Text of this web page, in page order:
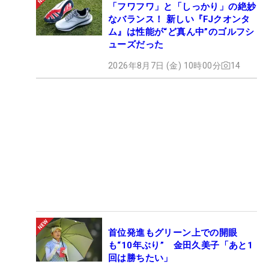
「フワフワ」と「しっかり」の絶妙
なバランス！ 新しい『FJクオンタ
ム』は性能が“ど真ん中”のゴルフシ
ューズだった
2026年8月7日 (金) 10時00分 14
首位発進もグリーン上での開眼
も“10年ぶり” 金田久美子「あと1
回は勝ちたい」